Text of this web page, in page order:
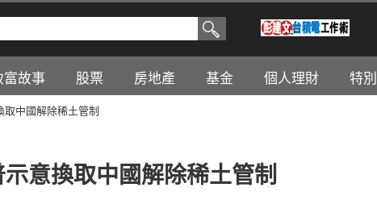
富故事 股票 房地產 基金 個人理財 特
中國解除稀土管制
意換取中國解除稀土管制